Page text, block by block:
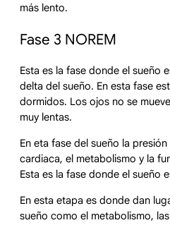
más lento.
Fase 3 NOREM
Esta es la fase donde el sueño
delta del sueño. En esta fase
dormidos. Los ojos no se
muy lentas.
En eta fase del sueño la
cardiaca, el metabolismo y la
Esta es la fase donde el sueño
En esta etapa es donde dan
sueño como el metabolismo,